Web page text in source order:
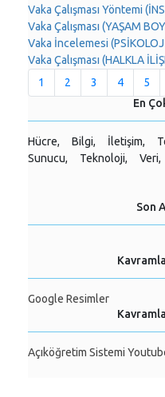
Vaka Çalışması Yöntemi
Vaka Çalışması (YAŞAM
Vaka İncelemesi
Vaka Çalışması (HALKLA
1
2 3 4 5
En
Hücre, Bilgi, İletişim,
Sunucu,
Teknoloji, Veri,
Son
Google Resimler
Açıköğretim Sistemi